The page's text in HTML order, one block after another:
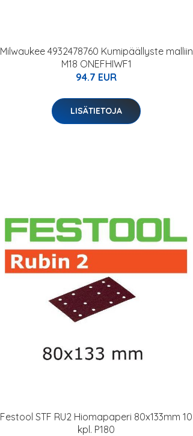
Milwaukee 4932478760 Kumipäällyste malliin
M18 ONEFHIWF1
94.7 EUR
LISÄTIETOJA
Festool STF RU2 Hiomapaperi 80x133mm 10
kpl. P180